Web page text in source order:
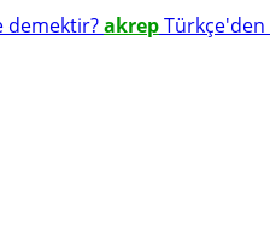
demektir?akrepTürkçe'den